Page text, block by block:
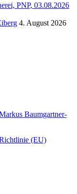
PNP, 03.08.2026
4. August 2026
Baumgartner-
(EU)